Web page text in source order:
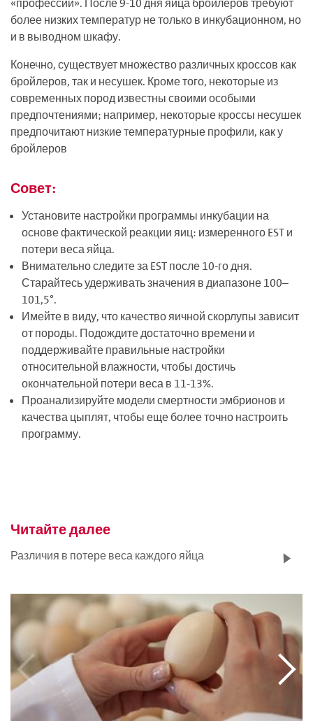
«профессии». После 9-10 дня яйца бройлеров требуют
более низких температур не только в инкубационном, но
и в выводном шкафу.
Конечно, существует множество различных кроссов как
бройлеров, так и несушек. Кроме того, некоторые из
современных пород известны своими особыми
предпочтениями; например, некоторые кроссы несушек
предпочитают низкие температурные профили, как у
бройлеров
Совет:
Установите настройки программы инкубации на
основе фактической реакции яиц: измеренного EST и
потери веса яйца.
Внимательно следите за EST после 10-го дня.
Старайтесь удерживать значения в диапазоне 100–
101,5°.
Имейте в виду, что качество яичной скорлупы зависит
от породы. Подождите достаточно времени и
поддерживайте правильные настройки
относительной влажности, чтобы достичь
окончательной потери веса в 11-13%.
Проанализируйте модели смертности эмбрионов и
качества цыплят, чтобы еще более точно настроить
программу.
Читайте далее
Различия в потере веса каждого яйца